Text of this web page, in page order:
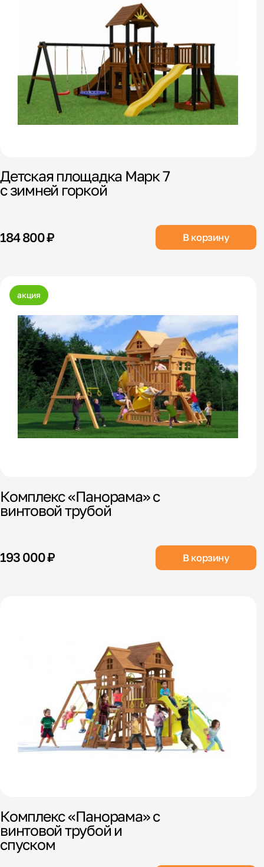
Детская площадка Марк 7
с зимней горкой
184 800 ₽ В корзину
акция
Комплекс «Панорама» с
винтовой трубой
193 000 ₽ В корзину
Комплекс «Панорама» с
винтовой трубой и
спуском